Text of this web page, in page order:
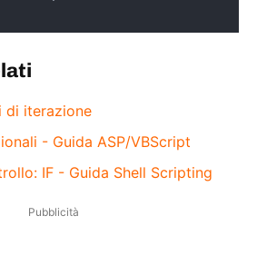
di iterazione
- Guida ASP/VBScript
IF - Guida Shell Scripting
Pubblicità